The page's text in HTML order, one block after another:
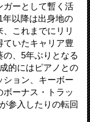
ーとして暫く活
年以降は出身地の
これまでにリリ
ていたキャリア豊
、5年ぶりとなる
的にはピアノとの
ション、キーボー
ボーナス・トラッ
参入したりの転回